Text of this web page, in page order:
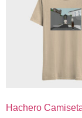
Hachero